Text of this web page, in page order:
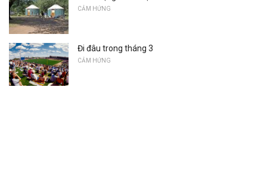
CẢM HỨNG
Đi đâu trong tháng 3
CẢM HỨNG